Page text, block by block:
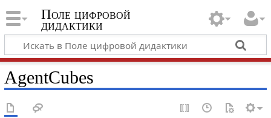
Поле цифровой
дидактики
AgentCubes